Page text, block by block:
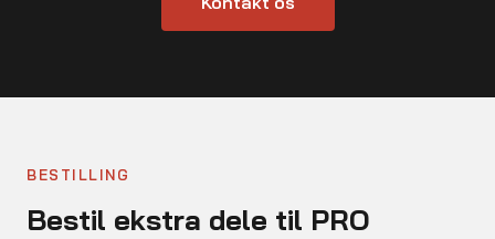
BESTILLING
Bestil ekstra dele til PRO